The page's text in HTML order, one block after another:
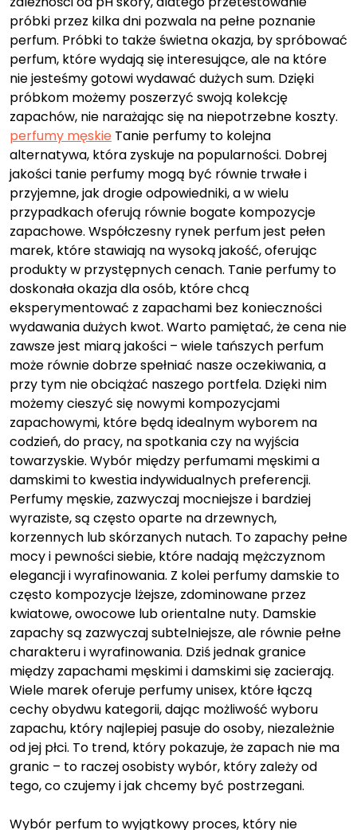
próbki przez kilka dni pozwala na pełne poznanie
perfum. Próbki to także świetna okazja, by spróbować
perfum, które wydają się interesujące, ale na które
nie jesteśmy gotowi wydawać dużych sum. Dzięki
próbkom możemy poszerzyć swoją kolekcję
zapachów, nie narażając się na niepotrzebne koszty.
perfumy męskie Tanie perfumy to kolejna
alternatywa, która zyskuje na popularności. Dobrej
jakości tanie perfumy mogą być równie trwałe i
przyjemne, jak drogie odpowiedniki, a w wielu
przypadkach oferują równie bogate kompozycje
zapachowe. Współczesny rynek perfum jest pełen
marek, które stawiają na wysoką jakość, oferując
produkty w przystępnych cenach. Tanie perfumy to
doskonała okazja dla osób, które chcą
eksperymentować z zapachami bez konieczności
wydawania dużych kwot. Warto pamiętać, że cena nie
zawsze jest miarą jakości – wiele tańszych perfum
może równie dobrze spełniać nasze oczekiwania, a
przy tym nie obciążać naszego portfela. Dzięki nim
możemy cieszyć się nowymi kompozycjami
zapachowymi, które będą idealnym wyborem na
codzień, do pracy, na spotkania czy na wyjścia
towarzyskie. Wybór między perfumami męskimi a
damskimi to kwestia indywidualnych preferencji.
Perfumy męskie, zazwyczaj mocniejsze i bardziej
wyraziste, są często oparte na drzewnych,
korzennych lub skórzanych nutach. To zapachy pełne
mocy i pewności siebie, które nadają mężczyznom
elegancji i wyrafinowania. Z kolei perfumy damskie to
często kompozycje lżejsze, zdominowane przez
kwiatowe, owocowe lub orientalne nuty. Damskie
zapachy są zazwyczaj subtelniejsze, ale równie pełne
charakteru i wyrafinowania. Dziś jednak granice
między zapachami męskimi i damskimi się zacierają.
Wiele marek oferuje perfumy unisex, które łączą
cechy obydwu kategorii, dając możliwość wyboru
zapachu, który najlepiej pasuje do osoby, niezależnie
od jej płci. To trend, który pokazuje, że zapach nie ma
granic – to raczej osobisty wybór, który zależy od
tego, co czujemy i jak chcemy być postrzegani.
Wybór perfum to wyjątkowy proces, który nie